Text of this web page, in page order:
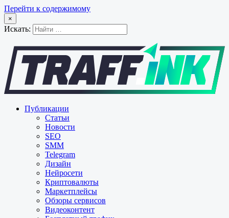
Перейти к содержимому
×
Искать:
Публикации
Статьи
Новости
SEO
SMM
Telegram
Дизайн
Нейросети
Криптовалюты
Маркетплейсы
Обзоры сервисов
Видеоконтент